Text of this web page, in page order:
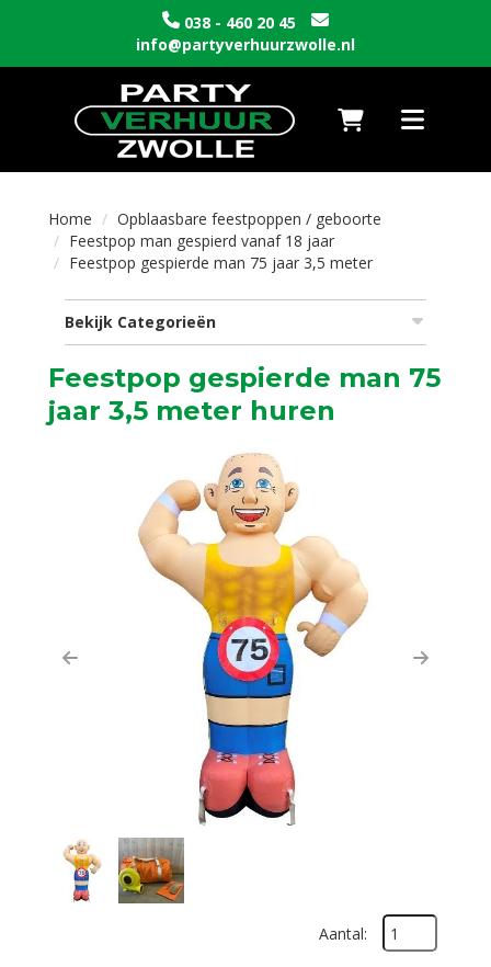
038 - 460 20 45
info@partyverhuurzwolle.nl
Naar winkelwagen
Toggle
Home
Opblaasbare feestpoppen / geboorte
Feestpop man gespierd vanaf 18 jaar
Feestpop gespierde man 75 jaar 3,5 meter
Bekijk Categorieën
Feestpop gespierde man 75
jaar 3,5 meter huren
Previous Next
Aantal: